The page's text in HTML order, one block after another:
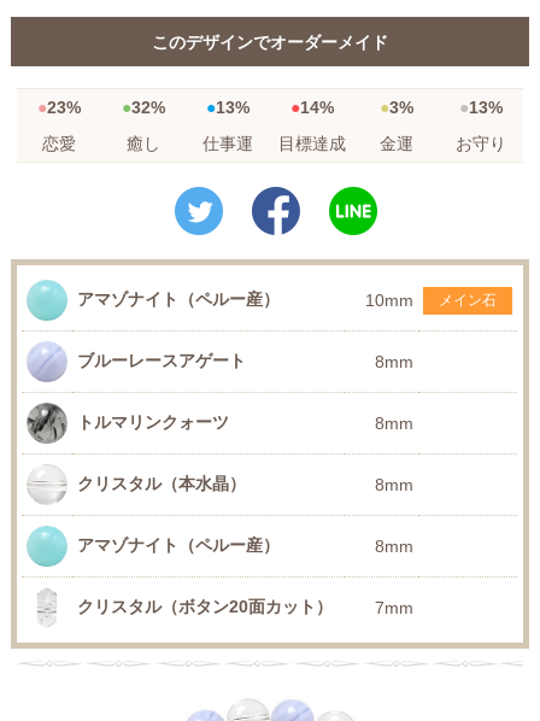
このデザインでオーダーメイド
23% 32% 13% 14% 3%
13%
恋愛
癒し 仕事運 目標達成 金運 お守り
アマゾナイト（ペルー産） 10mm メイン石
ブルーレースアゲート 8mm
トルマリンクォーツ 8mm
クリスタル（本水晶） 8mm
アマゾナイト（ペルー産） 8mm
クリスタル（ボタン20面カット） 7mm